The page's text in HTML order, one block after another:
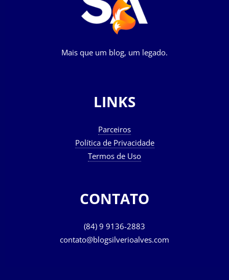
Mais que um blog, um legado.
LINKS
Parceiros
Política de Privacidade
Termos de Uso
CONTATO
(84) 9 9136-2883
contato@blogsilverioalves.com